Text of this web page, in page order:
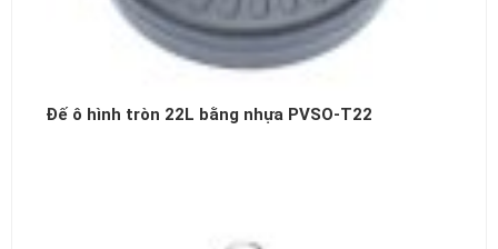
Đế ô hình tròn 22L bằng nhựa PVSO-T22